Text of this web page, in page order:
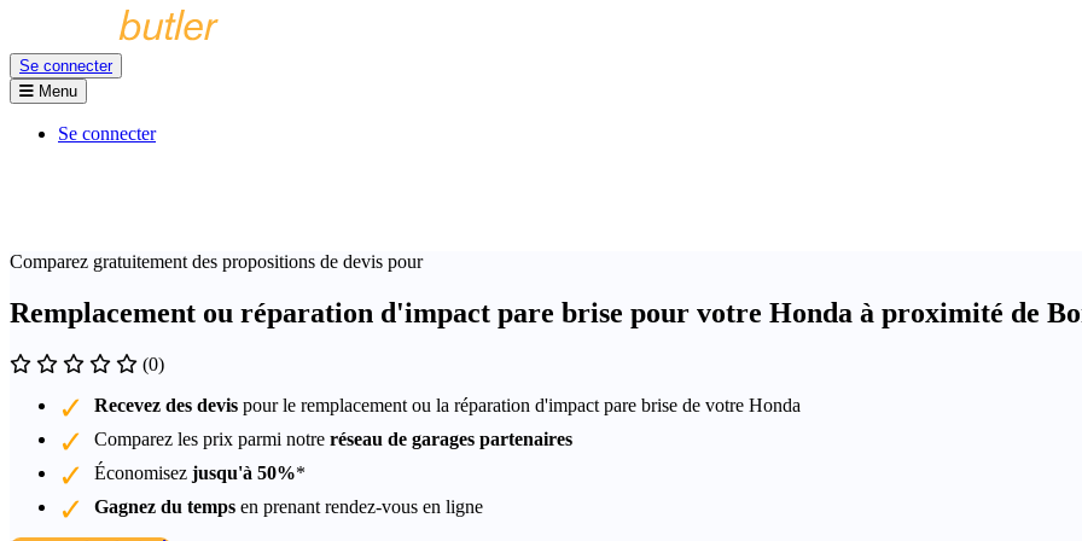
Se connecter
Menu
Se connecter
Comparez gratuitement des propositions de devis pour
Remplacement ou réparation d'impact pare brise pour votre Honda à proximité de
(0)
Recevez des devis pour le remplacement ou la réparation d'impact pare brise de votre Honda
Comparez les prix parmi notre réseau de garages partenaires
Économisez jusqu'à 50%*
Gagnez du temps en prenant rendez-vous en ligne